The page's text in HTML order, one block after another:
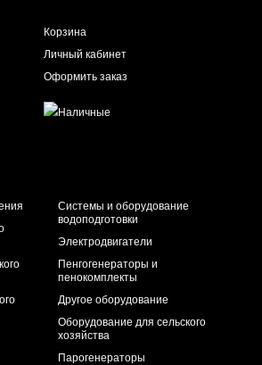
Корзина
Личный кабинет
Оформить заказ
Системы и оборудование
водоподготовки
Электродвигатели
Пенгогенераторы и
пенокомплекты
Другое оборудование
Оборудование для сельского
хозяйства
Парогенераторы